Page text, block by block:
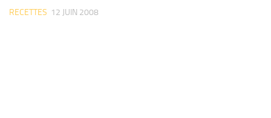
RECETTES 12 JUIN 2008